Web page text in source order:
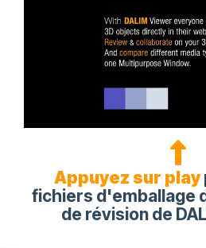
Appuyez sur play
fichiers d'emballage
de révision de